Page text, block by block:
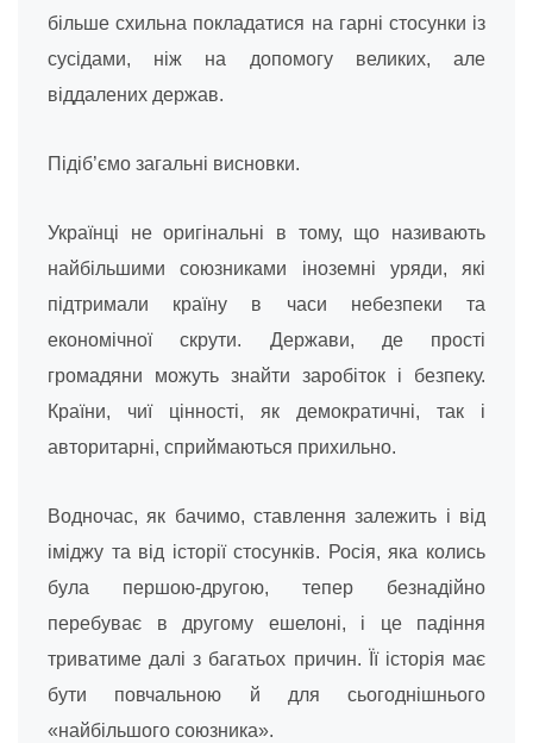
більше схильна покладатися на гарні стосунки із
сусідами, ніж на допомогу великих, але
віддалених держав.
Підіб’ємо загальні висновки.
Українці не оригінальні в тому, що називають
найбільшими союзниками іноземні уряди, які
підтримали країну в часи небезпеки та
економічної скрути. Держави, де прості
громадяни можуть знайти заробіток і безпеку.
Країни, чиї цінності, як демократичні, так і
авторитарні, сприймаються прихильно.
Водночас, як бачимо, ставлення залежить і від
іміджу та від історії стосунків. Росія, яка колись
була першою-другою, тепер безнадійно
перебуває в другому ешелоні, і це падіння
триватиме далі з багатьох причин. Її історія має
бути повчальною й для сьогоднішнього
«найбільшого союзника».